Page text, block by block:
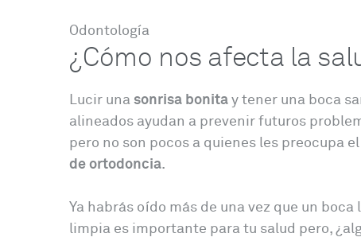
Odontología
¿Cómo nos afecta la
Lucir una sonrisa bonita y tener una boca
alineados ayudan a prevenir futuros
pero no son pocos a quienes les preocupa el
de ortodoncia.
Ya habrás oído más de una vez que un
limpia es importante para tu salud pero,